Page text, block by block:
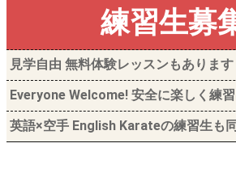
練習生募
見学自由 無料体験レッスンもあります
Everyone Welcome! 安全に楽しく練
英語×空手 English Karateの練習生も